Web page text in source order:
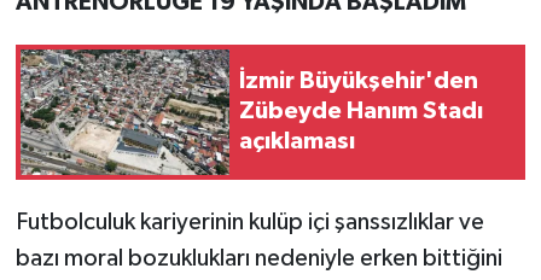
İzmir Büyükşehir'den
Zübeyde Hanım Stadı
açıklaması
Futbolculuk kariyerinin kulüp içi şanssızlıklar ve
bazı moral bozuklukları nedeniyle erken bittiğini